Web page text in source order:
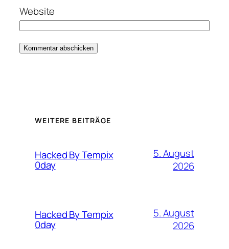
Website
WEITERE BEITRÄGE
Hacked By Tempix
0day
5. August
2026
Hacked By Tempix
0day
5. August
2026